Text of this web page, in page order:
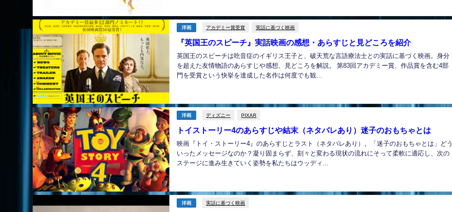
洋画 アカデミー賞受賞 実話に基づく映画
『英国王のスピーチ』実話映画の感想・あらすじと見どころを紹介
英国王のスピーチは吃音症のイギリス王子と、破天荒な言語療法士との実話に基づく映画。身分
を超えた友情物語のあらすじや感想、見どころを解説。 第83回アカデミー賞、作品賞を含む4部
門を受賞という快挙を達成した名作は何度でも観...
洋画 ディズニー PIXAR
トイストーリー4のあらすじや結末（ネタバレあり）迷子のおもちゃとは
映画『トイ・ストーリー4』のあらすじとラスト（ネタバレあり）。「迷子のおもちゃとは」どう
いったメッセージなのか？凝り固まらず、刻々と変わる現状の流れにそって柔軟に適応し、次の
ステージに進み生きていく姿勢を私たちはウッディ...
洋画 実話に基づく映画